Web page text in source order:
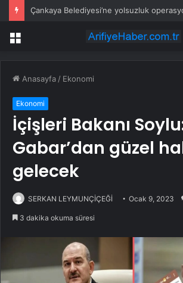
Menü
Anasayfa / Ekonomi
Ekonomi
İçişleri Bakanı
Gabar’dan güzel
gelecek
SERKAN LEYMUNÇİÇEĞİ Ocak 9, 2023
3 dakika okuma süresi